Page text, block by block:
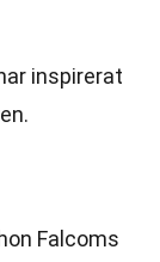
inspirerat
Falcoms